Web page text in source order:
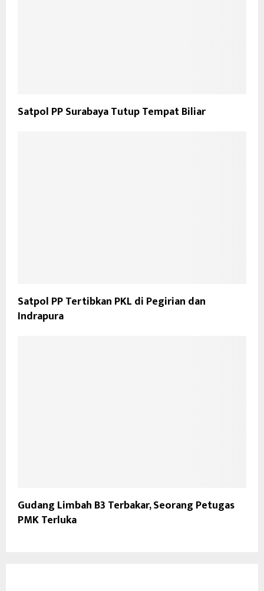
Satpol PP Surabaya Tutup Tempat Biliar
Satpol PP Tertibkan PKL di Pegirian dan
Indrapura
Gudang Limbah B3 Terbakar, Seorang Petugas
PMK Terluka